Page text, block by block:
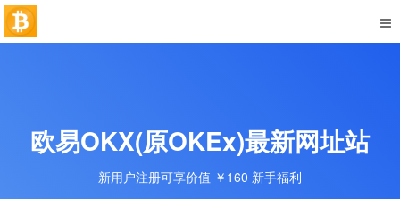
欧易OKX(原OKEx)最新网址站
新用户注册可享价值 ￥160 新手福利